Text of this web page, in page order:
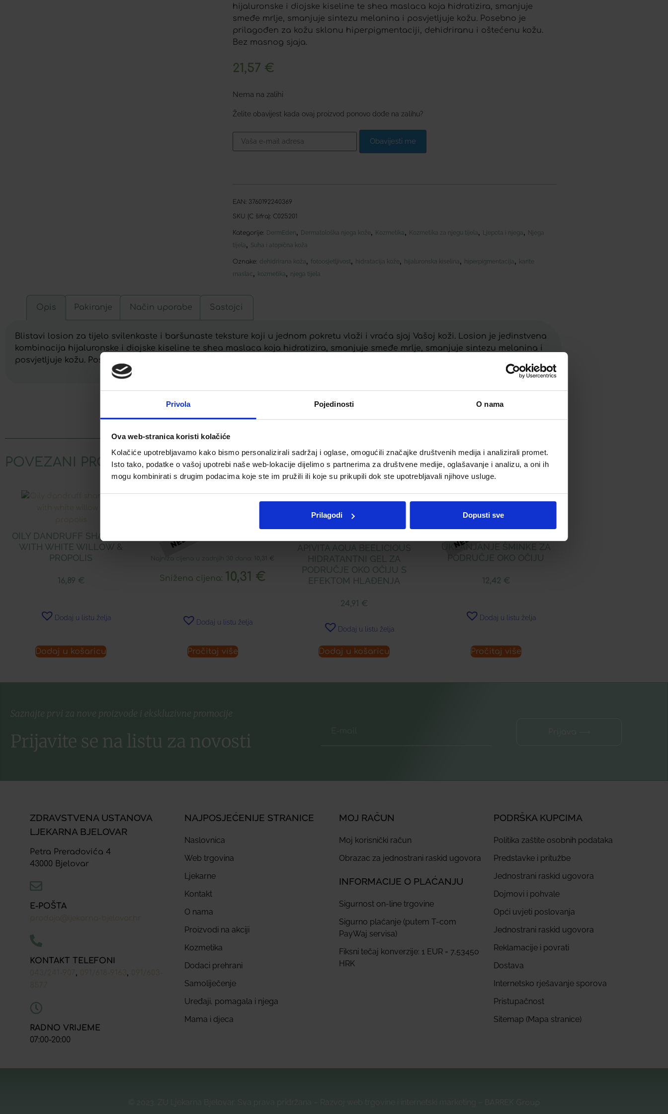
Privola Pojedinosti O nama
Ova web-stranica koristi kolačiće
Kolačiće upotrebljavamo kako bismo personalizirali sadržaj i oglase, omogućili značajke društvenih medija i analizirali promet.
Isto tako, podatke o vašoj upotrebi naše web-lokacije dijelimo s partnerima za društvene medije, oglašavanje i analizu, a oni ih
mogu kombinirati s drugim podacima koje ste im pružili ili koje su prikupili dok ste upotrebljavali njihove usluge.
Prilagodi Dopusti sve
hijaluronske i diojske kiseline te shea maslaca koja hidratizira, smanjuje
smeđe mrlje, smanjuje sintezu melanina i posvjetljuje kožu. Posebno je
prilagođen za kožu sklonu hiperpigmentaciji, dehidriranu i oštećenu kožu.
Bez masnog sjaja.
21,57 €
Nema na zalihi
Želite obavijest kada ovaj proizvod ponovo dođe na zalihu?
Obavijesti me
EAN: 3760192240369
SKU (C šifra): C025201
Kategorije: DermEden, Dermatološka njega kože, Kozmetika, Kozmetika za njegu tijela, Ljepota i njega, Njega
tijela, Suha i atopična koža
Oznake: dehidrirana koža, fotoosjetljivost, hidratacija kože, hijaluronska kiselina, hiperpigmentacija,
karite
maslac , kozmetika, njega tijela
Opis Pakiranje Način uporabe Sastojci
Blistavi losion za tijelo svilenkaste i baršunaste teksture koji u jednom pokretu vlaži i vraća sjaj Vašoj koži. Losion je jedinstvena
kombinacija hijaluronske i diojske kiseline te shea maslaca koja hidratizira, smanjuje smeđe mrlje, smanjuje sintezu melanina i
posvjetljuje kožu. Posebno je prilagođen za kožu sklonu hiperpigmentaciji, dehidriranu i oštećenu kožu. Bez masnog sjaja.
POVEZANI PROIZVODI
OILY DANDRUFF SHAMPOO
WITH WHITE WILLOW &
PROPOLIS
16,89 €
Dodaj u listu želja
Dodaj u košaricu
Najniža cijena u zadnjih 30 dana: 10,31 €
Snižena cijena: 10,31 €
Dodaj u listu želja
Pročitaj više
APIVITA AQUA BEELICIOUS
HIDRATANTNI GEL ZA
PODRUČJE OKO OČIJU S
EFEKTOM HLAĐENJA
24,91 €
Dodaj u listu želja
Dodaj u košaricu
UKLANJANJE ŠMINKE ZA
PODRUČJE OKO OČIJU
12,42 €
Dodaj u listu želja
Pročitaj više
Saznajte prvi za nove proizvode i ekskluzivne promocije
Prijavite se na listu za novosti
ZDRAVSTVENA USTANOVA
LJEKARNA BJELOVAR
Petra Preradovića 4
43000 Bjelovar
E-POŠTA
KONTAKT TELEFONI
, ,
RADNO VRIJEME
07:00-20:00
NAJPOSJEĆENIJE STRANICE
Naslovnica
Web trgovina
Ljekarne
Kontakt
O nama
Proizvodi na akciji
Kozmetika
Dodaci prehrani
Samoliječenje
Uređaji, pomagala i njega
Mama i djeca
MOJ RAČUN
Moj korisnički račun
Obrazac za jednostrani raskid ugovora
INFORMACIJE O PLAĆANJU
Sigurnost on-line trgovine
Sigurno plaćanje (putem T-com
PayWaj servisa)
Fiksni tečaj konverzije: 1 EUR = 7,53450
HRK
PODRŠKA KUPCIMA
Politika zaštite osobnih podataka
Predstavke i pritužbe
Jednostrani raskid ugovora
Dojmovi i pohvale
Opći uvjeti poslovanja
Jednostrani raskid ugovora
Reklamacije i povrati
Dostava
Internetsko rješavanje sporova
Pristupačnost
Sitemap (Mapa stranice)